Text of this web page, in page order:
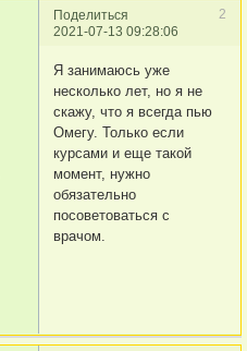
Поделиться
2
2021-07-13 09:28:06
Я занимаюсь уже
несколько лет, но я не
скажу, что я всегда пью
Омегу. Только если
курсами и еще такой
момент, нужно
обязательно
посоветоваться с
врачом.